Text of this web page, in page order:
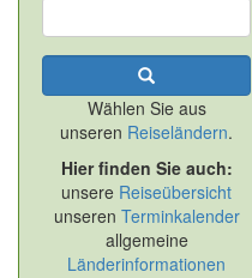
Wählen Sie aus
unseren Reiseländern.
Hier finden Sie auch:
unsere Reiseübersicht
unseren Terminkalender
allgemeine
Länderinformationen